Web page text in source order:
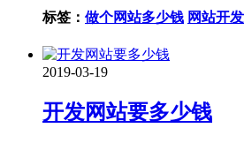
标签： 做个网站多少钱 网站开
2019-03-19
开发网站要多少钱